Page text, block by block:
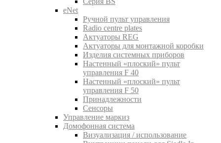
eNet
Pучной пульт управления
Radio centre plates
Актуаторы REG
Актуаторы для монтажной коробки
Изделия системных приборов
Настенный «плоский» пульт
управления F 40
Настенный «плоский» пульт
управления F 50
Принадлежности
Сенсоры
Управление маркиз
Домофонная система
Визуализация / использование